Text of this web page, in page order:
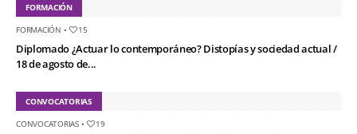
FORMACIÓN
FORMACIÓN • 15
Diplomado ¿Actuar lo contemporáneo? Distopías y sociedad actual /
18 de agosto de...
CONVOCATORIAS
CONVOCATORIAS• 19